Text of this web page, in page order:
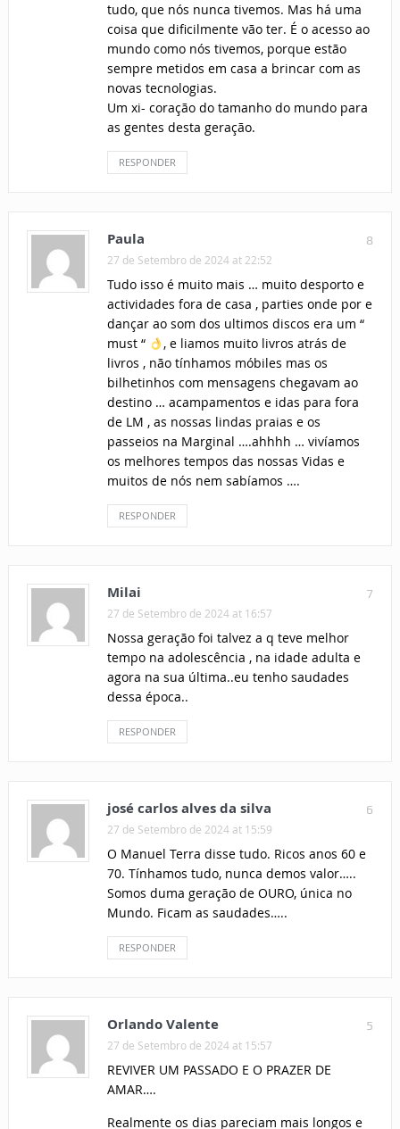
tudo, que nós nunca tivemos. Mas há uma
coisa que dificilmente vão ter. É o acesso ao
mundo como nós tivemos, porque estão
sempre metidos em casa a brincar com as
novas tecnologias.
Um xi- coração do tamanho do mundo para
as gentes desta geração.
RESPONDER
8
Paula
27 de Setembro de 2024 at 22:52
Tudo isso é muito mais … muito desporto e
actividades fora de casa , parties onde por e
dançar ao som dos ultimos discos era um “
must “
, e liamos muito livros atrás de
livros , não tínhamos móbiles mas os
bilhetinhos com mensagens chegavam ao
destino … acampamentos e idas para fora
de LM , as nossas lindas praias e os
passeios na Marginal ….ahhhh … vivíamos
os melhores tempos das nossas Vidas e
muitos de nós nem sabíamos ….
RESPONDER
7
Milai
27 de Setembro de 2024 at 16:57
Nossa geração foi talvez a q teve melhor
tempo na adolescência , na idade adulta e
agora na sua última..eu tenho saudades
dessa época..
RESPONDER
6
josé carlos alves da silva
27 de Setembro de 2024 at 15:59
O Manuel Terra disse tudo. Ricos anos 60 e
70. Tínhamos tudo, nunca demos valor…..
Somos duma geração de OURO, única no
Mundo. Ficam as saudades…..
RESPONDER
5
Orlando Valente
27 de Setembro de 2024 at 15:57
REVIVER UM PASSADO E O PRAZER DE
AMAR….
Realmente os dias pareciam mais longos e